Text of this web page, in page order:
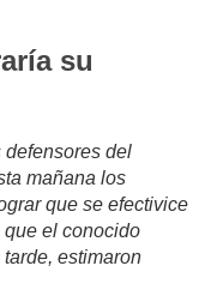
su
defensores del
mañana los
que se efectivice
el conocido
estimaron